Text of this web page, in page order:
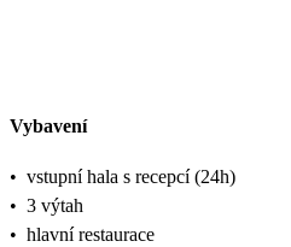
Vybavení
• vstupní hala s recepcí (24h)
• 3 výtah
• hlavní restaurace